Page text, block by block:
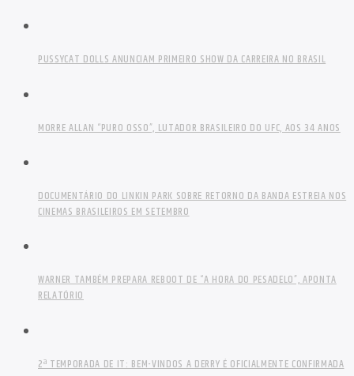
PUSSYCAT DOLLS ANUNCIAM PRIMEIRO SHOW DA CARREIRA NO BRASIL
MORRE ALLAN “PURO OSSO”, LUTADOR BRASILEIRO DO UFC, AOS 34 ANOS
DOCUMENTÁRIO DO LINKIN PARK SOBRE RETORNO DA BANDA ESTREIA NOS
CINEMAS BRASILEIROS EM SETEMBRO
WARNER TAMBÉM PREPARA REBOOT DE “A HORA DO PESADELO”, APONTA
RELATÓRIO
2ª TEMPORADA DE IT: BEM-VINDOS A DERRY É OFICIALMENTE CONFIRMADA